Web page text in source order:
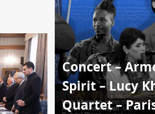
Concert –
Spirit – Lucy
Quartet –